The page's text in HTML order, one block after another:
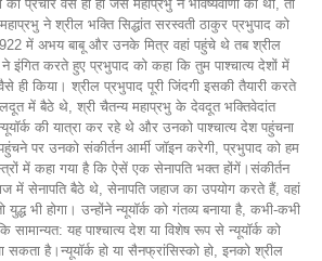
का प्रचार वैसे ही हो जैसे महाप्रभु ने भविष्यवाणी की थी, तो
ने श्रील भक्ति सिद्धांत सरस्वती ठाकुर प्रभुपाद को
में अभय बाबू और उनके मित्र वहां पहुंचे थे तब श्रील
ने इंगित करते हुए प्रभुपाद को कहा कि तुम पाश्चात्य देशों में
ही किया। श्रील प्रभुपाद पूरी जिंदगी इसकी तैयारी करते
में बैठे थे, श्री चैतन्य महाप्रभु के देवदूत भक्तिवेदांत
की यात्रा कर रहे थे और उनको पाश्चात्य देश पहुंचना
पर उनको संकीर्तन आर्मी जॉइन करेगी, प्रभुपाद को हम
में कहा गया है कि ऐसें एक सेनापति भक्त होंगें।संकीर्तन
में सेनापति बैठे थे, सेनापति जहाज का उपयोग करते हैं, वहां
युद्ध भी होगा। उन्होंने न्यूयॉर्क को गंतव्य बनाया है, कभी-कभी
यह पाश्चात्य देश या विशेष रूप से न्यूयॉर्क को
सकता है।न्यूयॉर्क हो या सैनफ्रांसिस्को हो, इनको श्रील